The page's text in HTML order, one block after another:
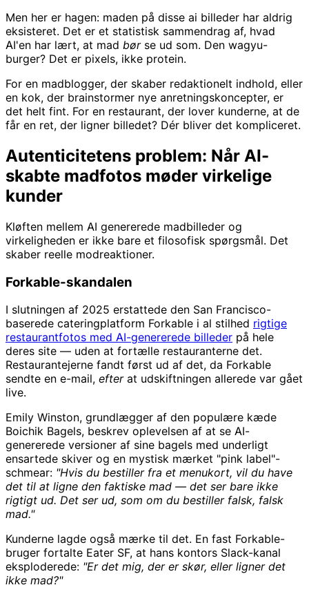
Men her er hagen: maden på disse ai billeder har aldrig
eksisteret. Det er et statistisk sammendrag af, hvad
AI'en har lært, at mad børse ud som. Den wagyu-
burger? Det er pixels, ikke protein.
For en madblogger, der skaber redaktionelt indhold, eller
en kok, der brainstormer nye anretningskoncepter, er
det helt fint. For en restaurant, der lover kunderne, at de
får en ret, der ligner billedet? Dér bliver det kompliceret.
Autenticitetens problem: Når AI-
skabte madfotos møder virkelige
kunder
Kløften mellem AI genererede madbilleder og
virkeligheden er ikke bare et filosofisk spørgsmål. Det
skaber reelle modreaktioner.
Forkable-skandalen
I slutningen af 2025 erstattede den San Francisco-
baserede cateringplatform Forkable i al stilhed rigtige
restaurantfotos med AI-genererede billeder på hele
deres site — uden at fortælle restauranterne det.
Restaurantejerne fandt først ud af det, da Forkable
sendte en e-mail, efterat udskiftningen allerede var gået
live.
Emily Winston, grundlægger af den populære kæde
Boichik Bagels, beskrev oplevelsen af at se AI-
genererede versioner af sine bagels med underligt
ensartede skiver og en mystisk mærket "pink label"-
schmear: "Hvis du bestiller fra et menukort, vil du have
det til at ligne den faktiske mad — det ser bare ikke
rigtigt ud. Det ser ud, som om du bestiller falsk, falsk
mad."
Kunderne lagde også mærke til det. En fast Forkable-
bruger fortalte Eater SF, at hans kontors Slack-kanal
eksploderede: "Er det mig, der er skør, eller ligner det
ikke mad?"